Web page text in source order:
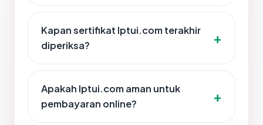
Kapan sertifikat lptui.com terakhir
diperiksa?
Apakah lptui.com aman untuk
pembayaran online?